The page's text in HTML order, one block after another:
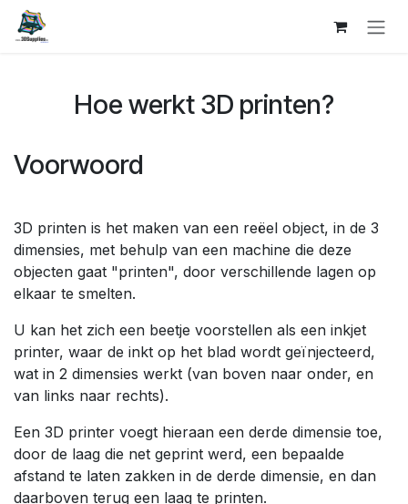
Overslaan naar inhoud
Hoe werkt 3D printen?
Voorwoord
3D printen is het maken van een reëel object, in de 3
dimensies, met behulp van een machine die deze
objecten gaat "printen", door verschillende lagen op
elkaar te smelten.
U kan het zich een beetje voorstellen als een inkjet
printer, waar de inkt op het blad wordt geïnjecteerd,
wat in 2 dimensies werkt (van boven naar onder, en
van links naar rechts).
Een 3D printer voegt hieraan een derde dimensie toe,
door de laag die net geprint werd, een bepaalde
afstand te laten zakken in de derde dimensie, en dan
daarboven terug een laag te printen.